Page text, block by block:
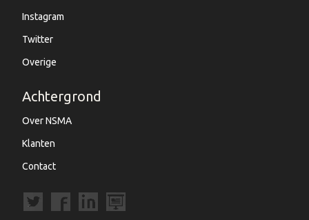
Instagram
Twitter
Overige
Achtergrond
Over NSMA
Klanten
Contact